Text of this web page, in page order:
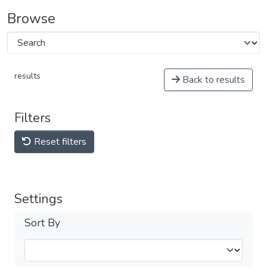
Browse
results Back to results
Filters
Reset filters
Settings
Sort By